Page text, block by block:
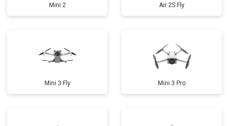
Mini 2 Air 2S Fly
Mini 3 Fly Mini 3 Pro